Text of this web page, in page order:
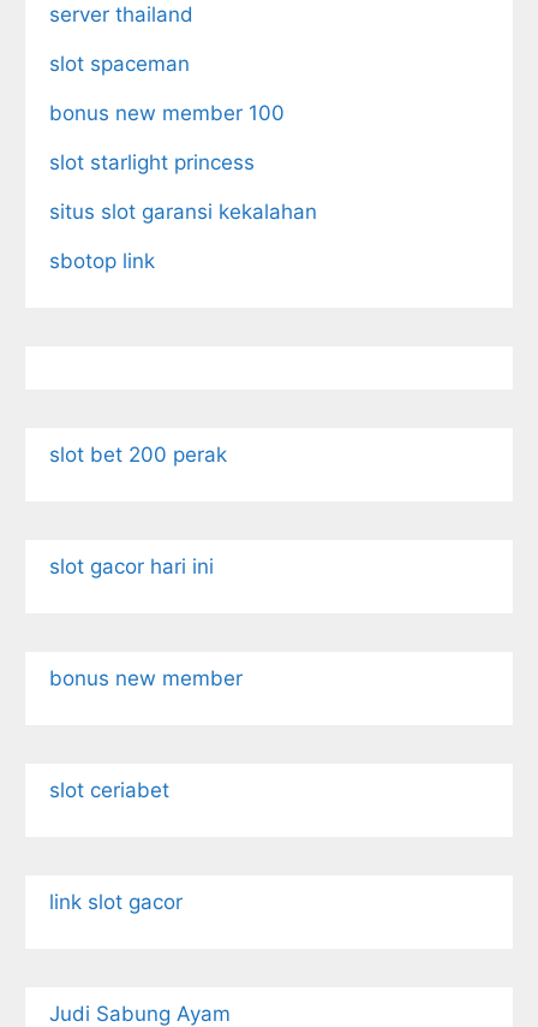
server thailand
slot spaceman
bonus new member 100
slot starlight princess
situs slot garansi kekalahan
sbotop link
slot bet 200 perak
slot gacor hari ini
bonus new member
slot ceriabet
link slot gacor
Judi Sabung Ayam